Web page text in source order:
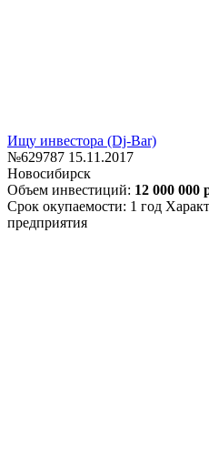
Ищу инвестора (Dj-Bar)
№629787 15.11.2017
Новосибирск
Объем инвестиций: 12 000 000
Срок окупаемости: 1 год
предприятия